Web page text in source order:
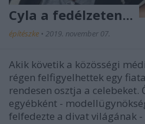
Cyla a fedélzeten...
építészke • 2019. november 07.
Akik követik a közösségi
régen felfigyelhettek egy
rendesen osztja a celebeket.
egyébként -
felfedezte a divat világának